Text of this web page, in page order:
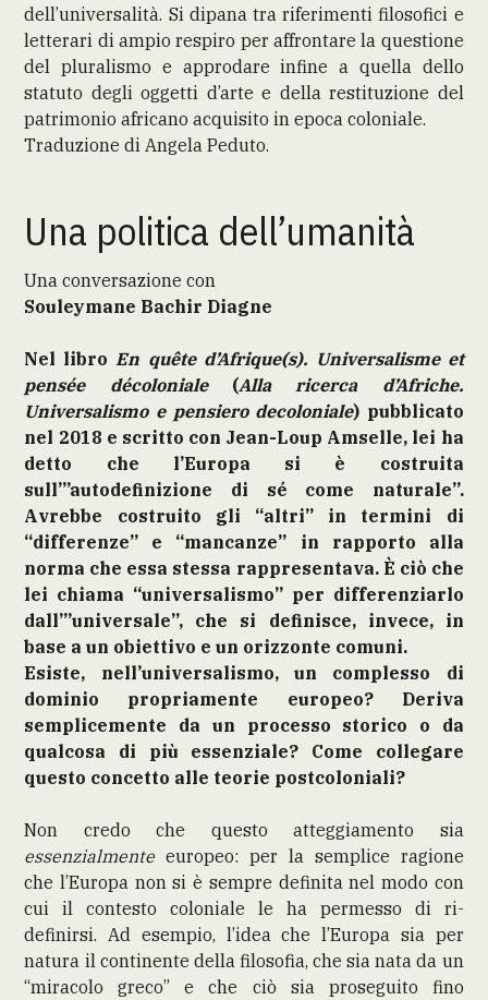
dell’universalità. Si dipana tra riferimenti filosofici e
letterari di ampio respiro per affrontare la questione
del pluralismo e approdare infine a quella dello
statuto degli oggetti d’arte e della restituzione del
patrimonio africano acquisito in epoca coloniale.
Traduzione di Angela Peduto.
Una politica dell’umanità
Una conversazione con
Souleymane Bachir Diagne
Nel libro En quête d’Afrique(s). Universalisme et
pensée décoloniale(Alla ricerca d’Afriche.
Universalismo e pensiero decoloniale) pubblicato
nel 2018 e scritto con Jean-Loup Amselle, lei ha
detto che l’Europa si è costruita
sull’”autodefinizione di sé come naturale”.
Avrebbe costruito gli “altri” in termini di
“differenze” e “mancanze” in rapporto alla
norma che essa stessa rappresentava. È ciò che
lei chiama “universalismo” per differenziarlo
dall’”universale”, che si definisce, invece, in
base a un obiettivo e un orizzonte comuni.
Esiste, nell’universalismo, un complesso di
dominio propriamente europeo? Deriva
semplicemente da un processo storico o da
qualcosa di più essenziale? Come collegare
questo concetto alle teorie postcoloniali?
Non credo che questo atteggiamento sia
essenzialmenteeuropeo: per la semplice ragione
che l’Europa non si è sempre definita nel modo con
cui il contesto coloniale le ha permesso di ri-
definirsi. Ad esempio, l’idea che l’Europa sia per
natura il continente della filosofia, che sia nata da un
“miracolo greco” e che ciò sia proseguito fino